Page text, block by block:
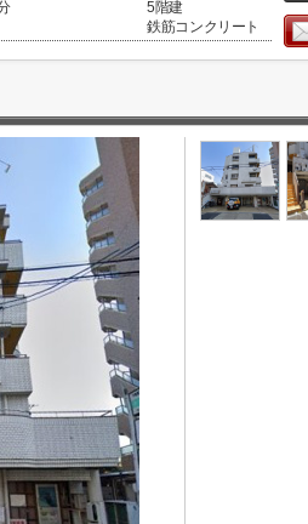
5階建
鉄筋コンクリート